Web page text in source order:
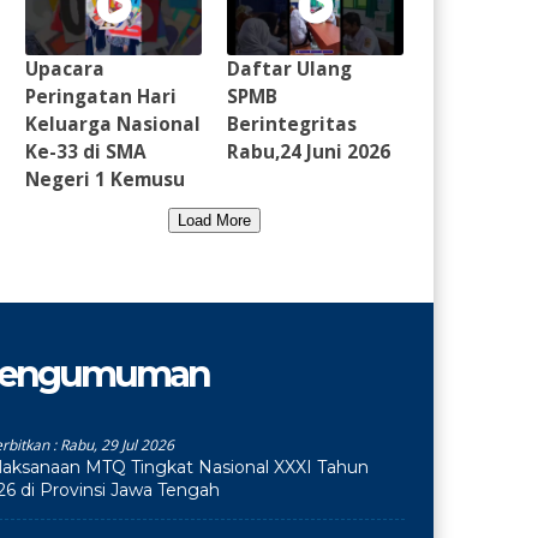
Upacara
Peringatan Hari
Keluarga Nasional
Ke-33 di SMA
Negeri 1 Kemusu
Daftar Ulang
SPMB
Berintegritas
Rabu,24 Juni 2026
Load More
:Rabu, 29 Jul 2026
MTQ Tingkat Nasional XXXI Tahun
di Provinsi Jawa Tengah